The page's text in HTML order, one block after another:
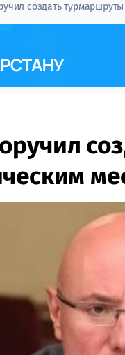
создать